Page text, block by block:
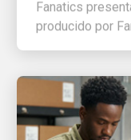
producido por